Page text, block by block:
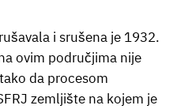
i srušena je 1932.
ovim područjima nije
da procesom
zemljište na kojem je